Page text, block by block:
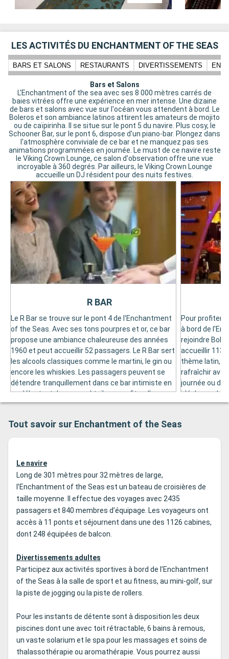
LES ACTIVITÉS DU ENCHANTMENT OF THE SEAS
BARS ET SALONS RESTAURANTS DIVERTISSEMENTS
Bars et Salons
L'Enchantment of the sea avec ses 8 000 mètres carrés de
baies vitrées offre une expérience en mer intense. Une dizaine
de bars et salons avec vue sur l'océan vous attendent à bord. Le
Boleros et son ambiance latinos attirent les amateurs de mojito
ou de caïpirinha. Il se situe sur le pont 5 du navire. Plus cosy, le
Schooner Bar, sur le pont 6, dispose d'un piano-bar. Plongez dans
l'atmosphère conviviale de ce bar et ne manquez pas ses
animations programmées en journée. Le must de ce navire reste
le Viking Crown Lounge, ce salon d'observation offre une vue
incroyable à 360 degrés. Par ailleurs, le Viking Crown Lounge
accueille un DJ résident pour des nuits festives.
Le R Bar se trouve sur le pont 4 de l'Enchantment
of the Seas. Avec ses tons pourpres et or, ce bar
propose une ambiance chaleureuse des années
1960 et peut accueillir 52 passagers. Le R Bar sert
les alcools classiques comme le martini, le gin ou
encore les whiskies. Les passagers peuvent se
détendre tranquillement dans ce bar intimiste en
se délectant de ces cocktails ou profiter d'une
soirée dansante disco. Le R Bar est aussi l'endroit
soirée agréable entre amis, retrouvez l’ambiance
R BAR
Pour profiter
à bord de
rejoindre
accueillir 113
thème latin,
rafraîchir
journée ou
idéal pour
familiaux, des
à venir au
Tout savoir sur Enchantment of the Seas
Le navire
Long de 301 mètres pour 32 mètres de large,
l’Enchantment of the Seas est un bateau de croisières de
taille moyenne. Il effectue des voyages avec 2435
passagers et 840 membres d’équipage. Les voyageurs ont
accès à 11 ponts et séjournent dans une des 1126 cabines,
dont 248 équipées de balcon.
Divertissements adultes
Participez aux activités sportives à bord de l’Enchantment
of the Seas à la salle de sport et au fitness, au mini-golf, sur
la piste de jogging ou la piste de rollers.
Pour les instants de détente sont à disposition les deux
piscines dont une avec toit rétractable, 6 bains à remous,
un vaste solarium et le spa pour les massages et soins de
thalassothérapie ou aromathérapie. Vous pourrez aussi